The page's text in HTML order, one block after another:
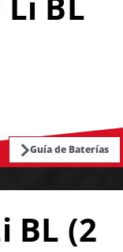
Guía de Baterías
BL (2